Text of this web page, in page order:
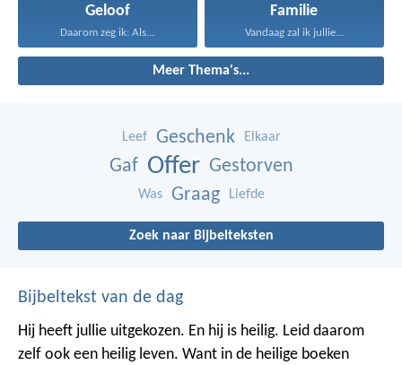
Geloof
Daarom zeg ik: Als...
Familie
Vandaag zal ik jullie...
Meer Thema's...
Leef Geschenk Elkaar
Gaf Offer Gestorven
Was Graag Liefde
Zoek naar Bijbelteksten
Bijbeltekst van de dag
Hij heeft jullie uitgekozen. En hij is heilig. Leid daarom
zelf ook een heilig leven. Want in de heilige boeken